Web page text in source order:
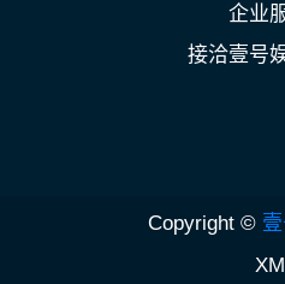
企业
接洽壹号
Copyright ©